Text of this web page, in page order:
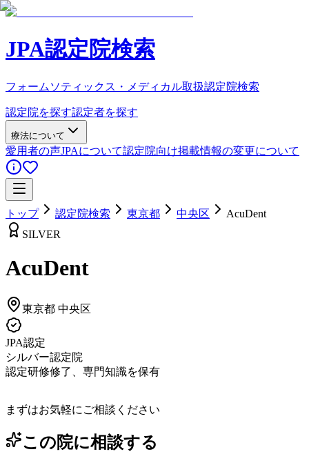
JPA認定院検索
フォームソティックス・メディカル取扱認定院検索
認定院を探す認定者を探す
療法について
愛用者の声JPAについて認定院向け掲載情報の変更について
トップ 認定院検索 東京都 中央区
AcuDent
SILVER
AcuDent
東京都 中央区
JPA認定
シルバー認定院
認定研修修了、専門知識を保有
まずはお気軽にご相談ください
この院に相談する